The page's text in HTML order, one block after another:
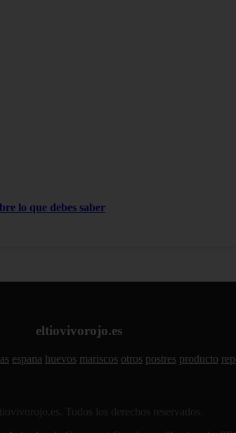
lo que debes saber
eltiovivorojo.es
espana huevos mariscos otros postres producto
Todos los derechos reservados.